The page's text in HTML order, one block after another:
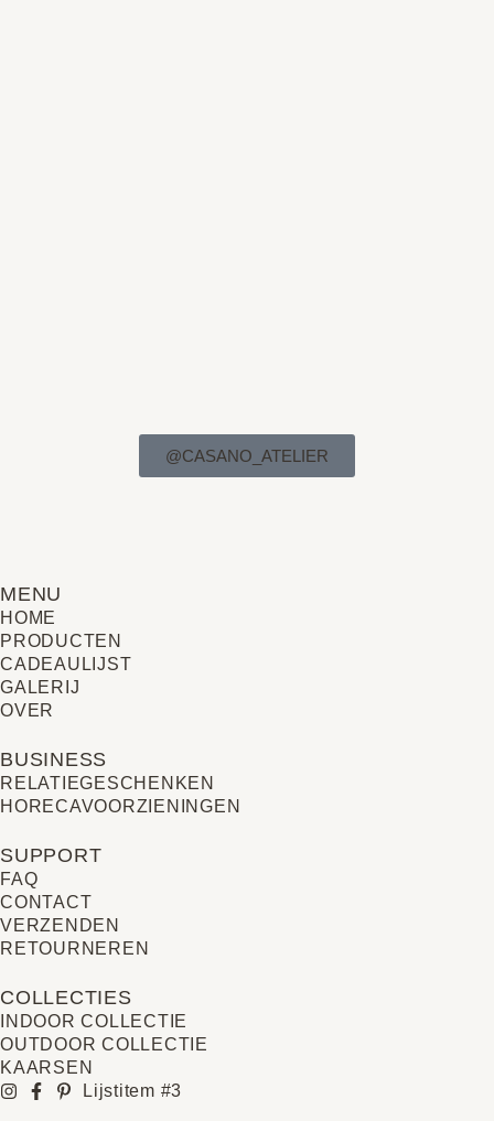
@CASANO_ATELIER
MENU
HOME
PRODUCTEN
CADEAULIJST
GALERIJ
OVER
BUSINESS
RELATIE­GESCHENKEN
HORECAVOORZIENINGEN
SUPPORT
FAQ
CONTACT
VERZENDEN
RETOURNEREN
COLLECTIES
INDOOR COLLECTIE
OUTDOOR COLLECTIE
KAARSEN
Lijstitem #3